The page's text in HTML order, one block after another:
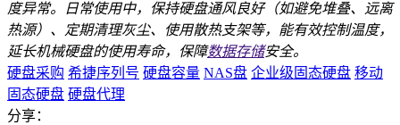
度异常。日常使用中，保持硬盘通风良好（如避免堆叠、远离
热源）、定期清理灰尘、使用散热支架等，能有效控制温度，
延长机械硬盘的使用寿命，保障数据存储安全。
硬盘采购 希捷序列号 硬盘容量 NAS盘 企业级固态硬盘 移动
固态硬盘 硬盘代理
分享：